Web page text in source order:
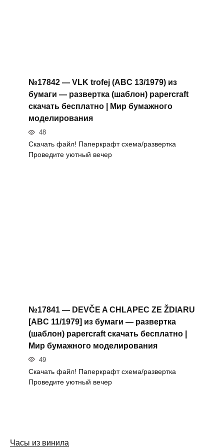
№17842 — VLK trofej (ABC 13/1979) из
бумаги — развертка (шаблон) papercraft
скачать бесплатно | Мир бумажного
моделирования
48
Скачать файл! Паперкрафт схема/развертка
Проведите уютный вечер
№17841 — DEVČE A CHLAPEC ZE ŽDIARU
[ABC 11/1979] из бумаги — развертка
(шаблон) papercraft скачать бесплатно |
Мир бумажного моделирования
49
Скачать файл! Паперкрафт схема/развертка
Проведите уютный вечер
Часы из винила